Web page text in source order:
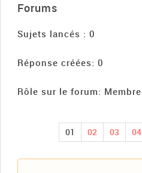
Forums
Sujets lancés : 0
Réponse créées: 0
Rôle sur le forum: Membre
01 02 03 04